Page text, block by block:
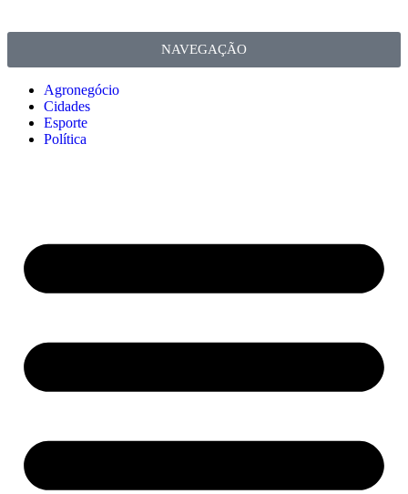
NAVEGAÇÃO
Agronegócio
Cidades
Esporte
Política